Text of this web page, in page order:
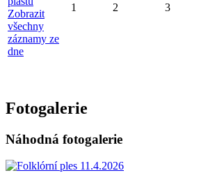
Zobrazit
všechny
záznamy ze
dne
1 2 3
Fotogalerie
Náhodná fotogalerie